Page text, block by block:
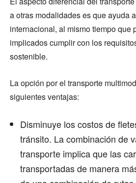
a otras modalidades es que ayuda
internacional, al mismo tiempo que
implicados cumplir con los
sostenible.
La opción por el transporte
siguientes ventajas:
Disminuye los costos de
tránsito. La combinación de
transporte implica que las
transportadas de manera